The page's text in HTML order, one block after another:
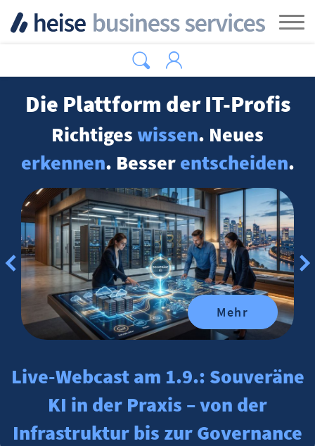
Die Plattform der IT-Profis
Richtigeswissen. Neues
erkennen. Besserentscheiden.
Mehr
Live-Webcast am 1.9.: Souveräne
KI in der Praxis – von der
Infrastruktur bis zur Governance